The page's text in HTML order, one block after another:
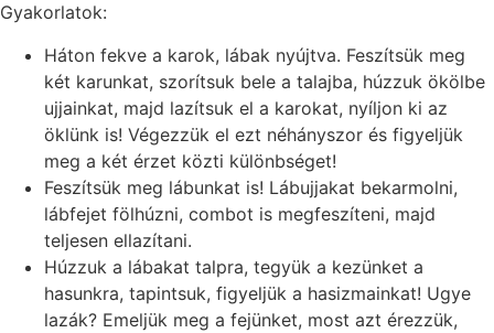
Gyakorlatok:
Háton fekve a karok, lábak nyújtva. Feszítsük meg
két karunkat, szorítsuk bele a talajba, húzzuk ökölbe
ujjainkat, majd lazítsuk el a karokat, nyíljon ki az
öklünk is! Végezzük el ezt néhányszor és figyeljük
meg a két érzet közti különbséget!
Feszítsük meg lábunkat is! Lábujjakat bekarmolni,
lábfejet fölhúzni, combot is megfeszíteni, majd
teljesen ellazítani.
Húzzuk a lábakat talpra, tegyük a kezünket a
hasunkra, tapintsuk, figyeljük a hasizmainkat! Ugye
lazák? Emeljük meg a fejünket, most azt érezzük,